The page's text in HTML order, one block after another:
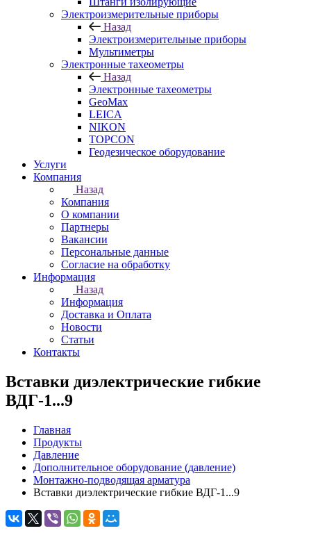
Электроизмерительные приборы
Назад
Электроизмерительные приборы
Мультиметры
Электронные тахеометры
Назад
Электронные тахеометры
GeoMax
LEICA
NIKON
TOPCON
Геодезическое оборудование
Услуги
Компания
Назад
Компания
О компании
Партнеры
Вакансии
Персональные данные
Согласие на обработку
Информация
Назад
Информация
Доставка и Оплата
Новости
Статьи
Контакты
Вставки диэлектрические гибкие
ВДГ-1...9
Главная
Продукты
Давление
Дополнительное оборудование (давление)
Монтажно-подводящая арматура
Вставки диэлектрические гибкие ВДГ-1...9